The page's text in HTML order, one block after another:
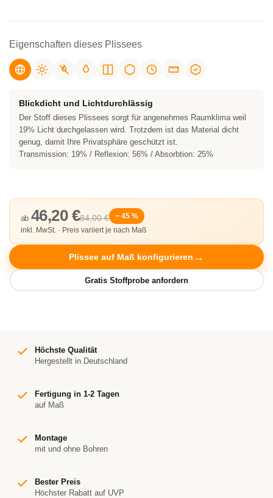
Eigenschaften dieses Plissees
Blickdicht und Lichtdurchlässig
Der Stoff dieses Plissees sorgt für angenehmes Raumklima weil
19% Licht durchgelassen wird. Trotzdem ist das Material dicht
genug, damit Ihre Privatsphäre geschützt ist.
Transmission: 19% / Reflexion: 56% / Absorbtion: 25%
84,00 €
ab 46,20 €
− 45 %
inkl. MwSt. · Preis variiert je nach Maß
Plissee auf Maß konfigurieren
Höchste Qualität
Hergestellt in Deutschland
Fertigung in 1-2 Tagen
auf Maß
Montage
mit und ohne Bohren
Bester Preis
Höchster Rabatt auf UVP